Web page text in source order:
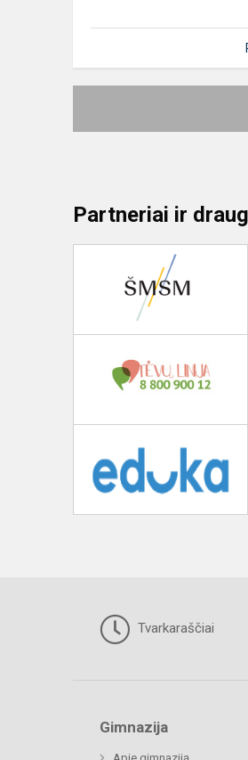
Partneriai ir
Tvarkaraščiai
Gimnazija